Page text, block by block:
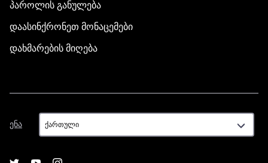
პაროლის განულება
დაასინქრონეთ მონაცემები
დახმარების მიღება
ენა
ენა